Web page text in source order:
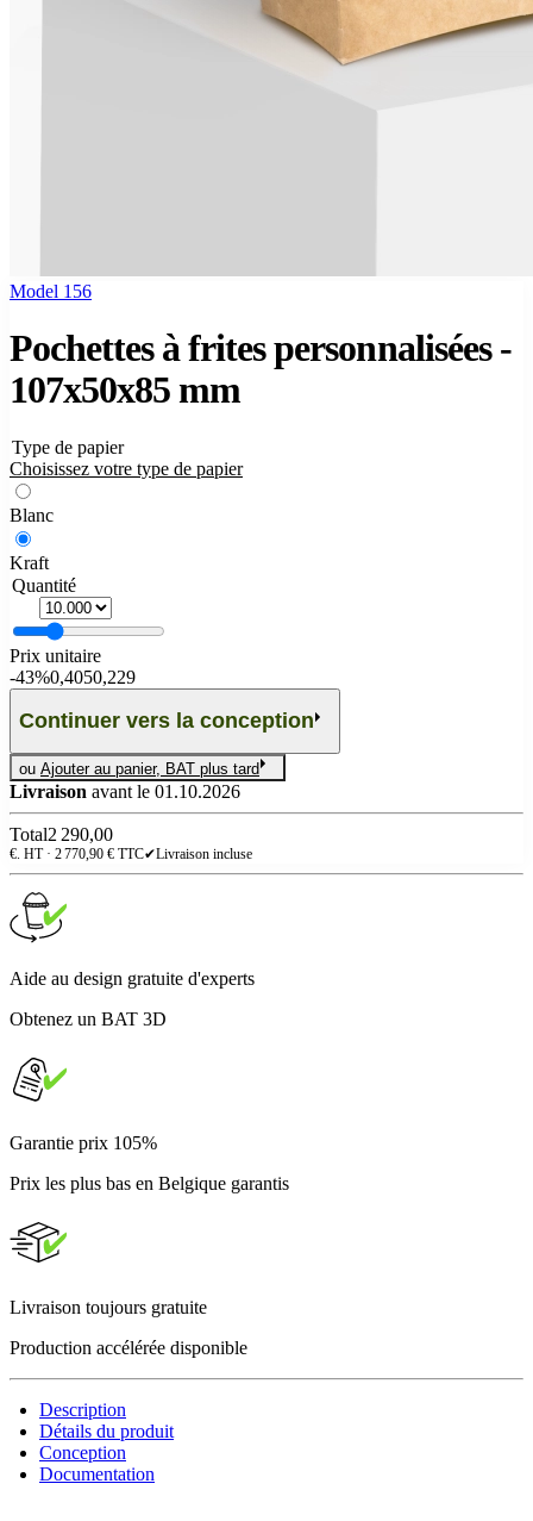
Model 156
Pochettes à frites personnalisées -
107x50x85 mm
Type de papier
Choisissez votre type de papier
Blanc
Kraft
Quantité
Prix unitaire
-43%0,4050,229
Continuer vers la conception
ou Ajouter au panier, BAT plus tard
Livraison avant le 01.10.2026
Total2 290,00
€. HT · 2 770,90 € TTC✔Livraison incluse
Aide au design gratuite d'experts
Obtenez un BAT 3D
Garantie prix 105%
Prix les plus bas en Belgique garantis
Livraison toujours gratuite
Production accélérée disponible
Description
Détails du produit
Conception
Documentation